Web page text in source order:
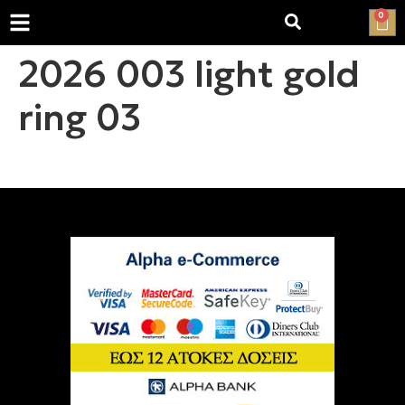
0
2026 003 light gold
ring 03